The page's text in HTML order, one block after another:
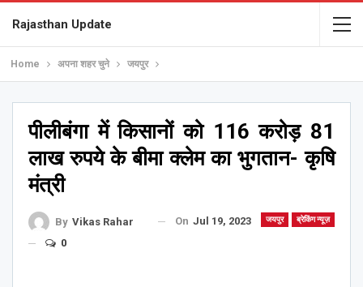
Rajasthan Update
Home अपना शहर चुने जयपुर
पीलीबंगा में किसानों को 116 करोड़ 81
लाख रुपये के बीमा क्लेम का भुगतान- कृषि
मंत्री
जयपुर ब्रेकिंग न्यूज़
By Vikas Rahar On Jul 19, 2023
0